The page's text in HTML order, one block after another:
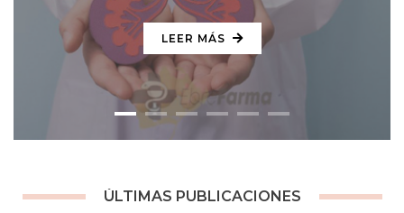
LEER MÁS
ÚLTIMAS PUBLICACIONES